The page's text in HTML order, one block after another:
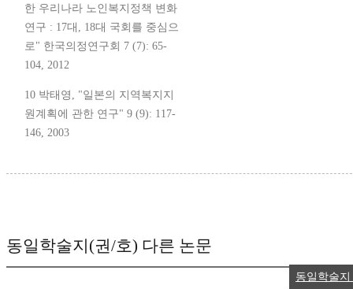
한 우리나라 노인복지정책 변화
연구 : 17대, 18대 국회를 중심으
로" 한국의정연구회 7 (7): 65-
104, 2012
10 박태영, "일본의 지역복지지
원계획에 관한 연구" 9 (9): 117-
146, 2003
동일학술지(권/호) 다른 논문
동일학술